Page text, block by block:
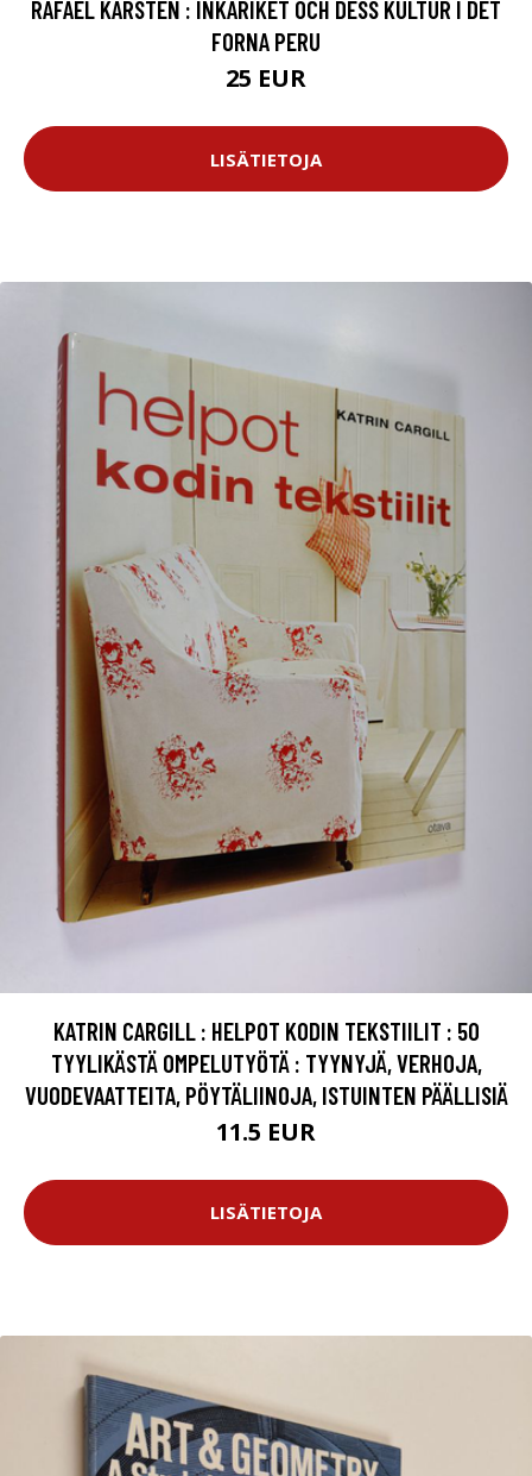
RAFAEL KARSTEN : INKARIKET OCH DESS KULTUR I DET
FORNA PERU
25 EUR
LISÄTIETOJA
KATRIN CARGILL : HELPOT KODIN TEKSTIILIT : 50
TYYLIKÄSTÄ OMPELUTYÖTÄ : TYYNYJÄ, VERHOJA,
VUODEVAATTEITA, PÖYTÄLIINOJA, ISTUINTEN PÄÄLLISIÄ
11.5 EUR
LISÄTIETOJA